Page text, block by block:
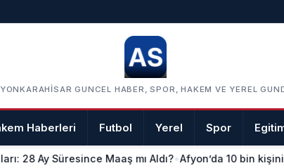
GUNCEL HABER, SPOR, HAKEM VE YEREL
Haberleri Futbol Yerel Spor
28 Ay Süresince Maaş mı Aldı?•Afyon’da 10 bin